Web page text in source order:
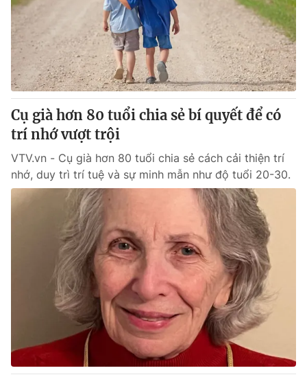
Cụ già hơn 80 tuổi chia sẻ bí quyết để có
trí nhớ vượt trội
VTV.vn - Cụ già hơn 80 tuổi chia sẻ cách cải thiện trí
nhớ, duy trì trí tuệ và sự minh mẫn như độ tuổi 20-30.